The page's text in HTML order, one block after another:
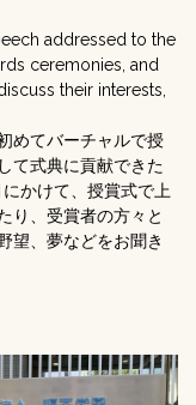
addressed to the
ceremonies, and
their interests,
めてバーチャルで授
て式典に貢献できた
かけて、授賞式で上
り、受賞者の方々と
望、夢などをお聞き